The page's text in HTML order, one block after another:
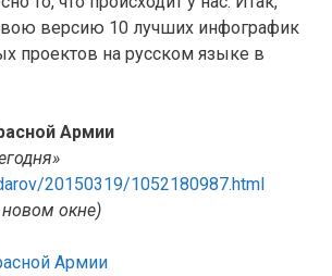
версию 10 лучших инфографик
проектов на русском языке в
Армии
20150319/1052180987.html
новом окне)